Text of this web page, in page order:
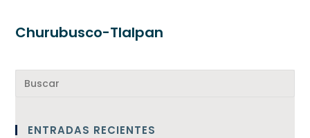
Churubusco-Tlalpan
ENTRADAS RECIENTES